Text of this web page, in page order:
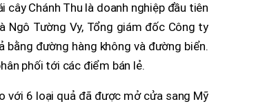
Chánh Thu là doanh nghiệp đầu tiên
Ngô Tường Vy, Tổng giám đốc Công ty
bằng đường hàng không và đường biển.
phối tới các điểm bán lẻ.
với 6 loại quả đã được mở cửa sang Mỹ